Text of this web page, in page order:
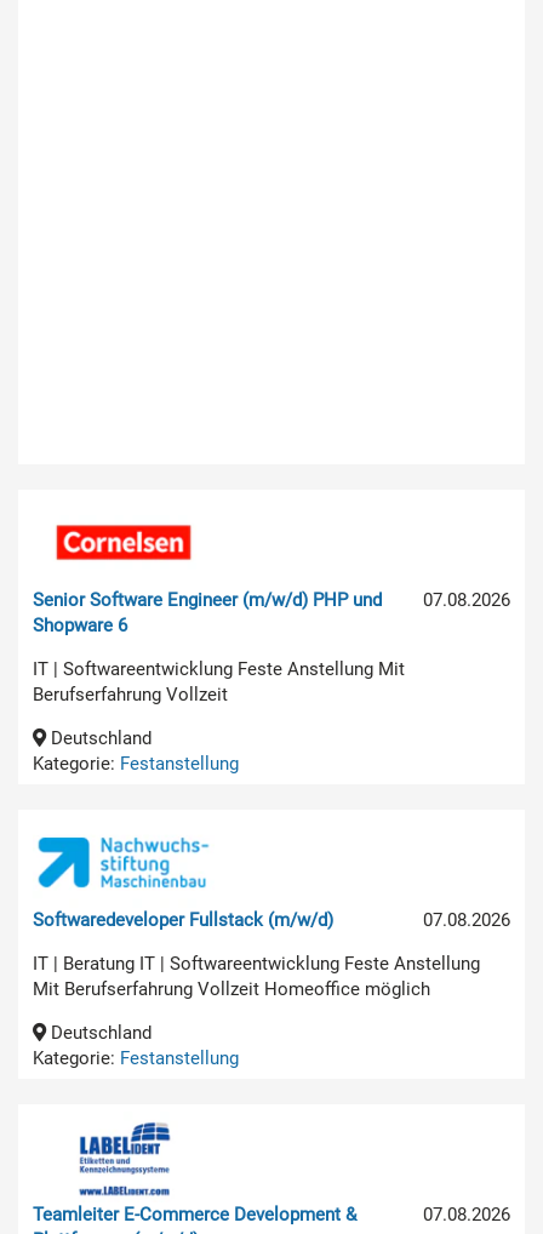
07.08.2026
Senior Software Engineer (m/w/d) PHP und
Shopware 6
IT | Softwareentwicklung Feste Anstellung Mit
Berufserfahrung Vollzeit
Deutschland
Kategorie: Festanstellung
07.08.2026
Softwaredeveloper Fullstack (m/w/d)
IT | Beratung IT | Softwareentwicklung Feste Anstellung
Mit Berufserfahrung Vollzeit Homeoffice möglich
Deutschland
Kategorie: Festanstellung
07.08.2026
Teamleiter E-Commerce Development &